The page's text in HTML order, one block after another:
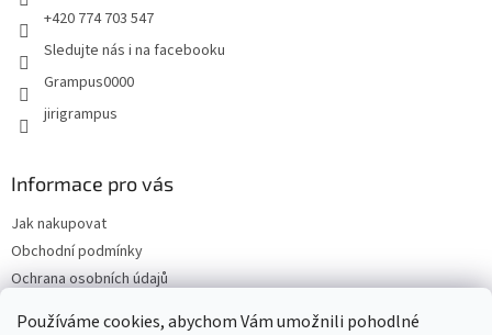
Používáme cookies, abychom Vám umožnili pohodlné
+420 774 703 547
Sledujte nás i na facebooku
Grampus0000
jirigrampus
Informace pro vás
Jak nakupovat
Obchodní podmínky
Ochrana osobních údajů